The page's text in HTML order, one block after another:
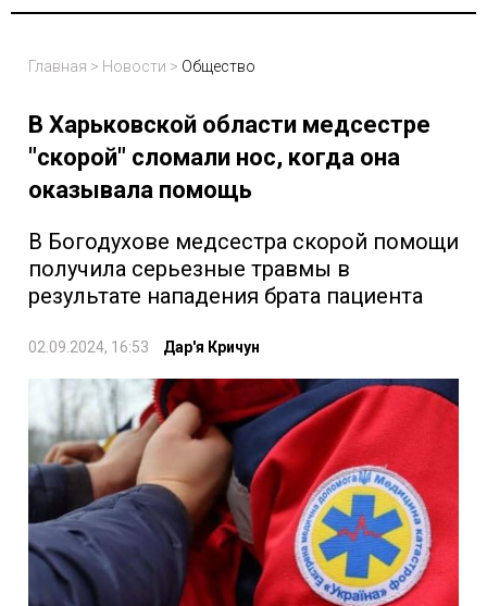
Главная > Новости > Общество
В Харьковской области медсестре
"скорой" сломали нос, когда она
оказывала помощь
В Богодухове медсестра скорой помощи
получила серьезные травмы в
результате нападения брата пациента
02.09.2024, 16:53 Дар'я Кричун